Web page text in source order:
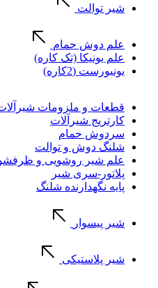
شیر توالت
علم دوش حمام
علم یونیکا (تک کاره)
یونیورست (2کاره)
قطعات و ملزومات
کارتریج شیرآلات
سردوش حمام
شلنگ دوش و توالت
علم شیر روشویی و
پلاتور-سری شیر
پایه نگهدارنده شلنگ
شیر پیسوار
شیر پلاستیکی